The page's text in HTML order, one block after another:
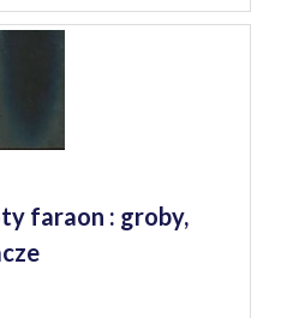
faraon : groby,